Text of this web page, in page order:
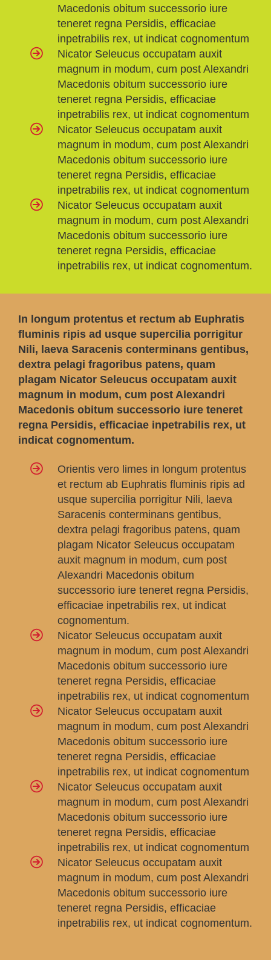
Macedonis obitum successorio iure
teneret regna Persidis, efficaciae
inpetrabilis rex, ut indicat cognomentum
Nicator Seleucus occupatam auxit
magnum in modum, cum post Alexandri
Macedonis obitum successorio iure
teneret regna Persidis, efficaciae
inpetrabilis rex, ut indicat cognomentum
Nicator Seleucus occupatam auxit
magnum in modum, cum post Alexandri
Macedonis obitum successorio iure
teneret regna Persidis, efficaciae
inpetrabilis rex, ut indicat cognomentum
Nicator Seleucus occupatam auxit
magnum in modum, cum post Alexandri
Macedonis obitum successorio iure
teneret regna Persidis, efficaciae
inpetrabilis rex, ut indicat cognomentum.
In longum protentus et rectum ab Euphratis
fluminis ripis ad usque supercilia porrigitur
Nili, laeva Saracenis conterminans gentibus,
dextra pelagi fragoribus patens, quam
plagam Nicator Seleucus occupatam auxit
magnum in modum, cum post Alexandri
Macedonis obitum successorio iure teneret
regna Persidis, efficaciae inpetrabilis rex, ut
indicat cognomentum.
Orientis vero limes in longum protentus
et rectum ab Euphratis fluminis ripis ad
usque supercilia porrigitur Nili, laeva
Saracenis conterminans gentibus,
dextra pelagi fragoribus patens, quam
plagam Nicator Seleucus occupatam
auxit magnum in modum, cum post
Alexandri Macedonis obitum
successorio iure teneret regna Persidis,
efficaciae inpetrabilis rex, ut indicat
cognomentum.
Nicator Seleucus occupatam auxit
magnum in modum, cum post Alexandri
Macedonis obitum successorio iure
teneret regna Persidis, efficaciae
inpetrabilis rex, ut indicat cognomentum
Nicator Seleucus occupatam auxit
magnum in modum, cum post Alexandri
Macedonis obitum successorio iure
teneret regna Persidis, efficaciae
inpetrabilis rex, ut indicat cognomentum
Nicator Seleucus occupatam auxit
magnum in modum, cum post Alexandri
Macedonis obitum successorio iure
teneret regna Persidis, efficaciae
inpetrabilis rex, ut indicat cognomentum
Nicator Seleucus occupatam auxit
magnum in modum, cum post Alexandri
Macedonis obitum successorio iure
teneret regna Persidis, efficaciae
inpetrabilis rex, ut indicat cognomentum.